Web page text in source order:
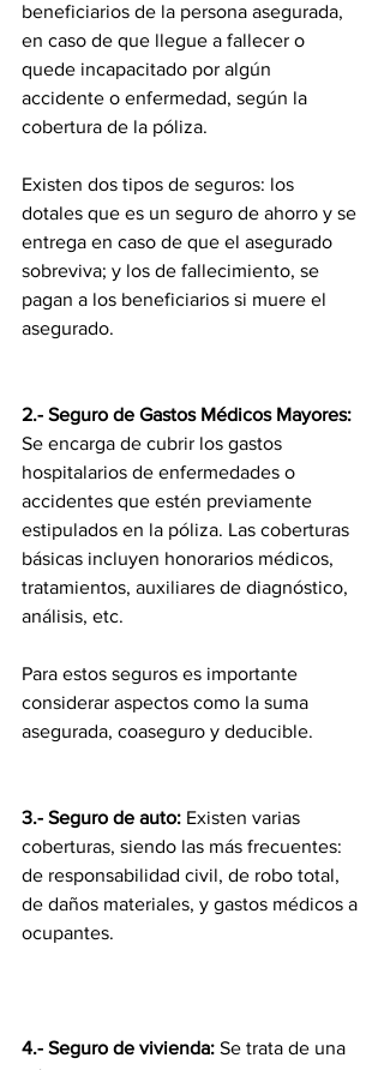
beneficiarios de la persona asegurada,
en caso de que llegue a fallecer o
quede incapacitado por algún
accidente o enfermedad, según la
cobertura de la póliza.
Existen dos tipos de seguros: los
dotales que es un seguro de ahorro y se
entrega en caso de que el asegurado
sobreviva; y los de fallecimiento, se
pagan a los beneficiarios si muere el
asegurado.
2.- Seguro de Gastos Médicos Mayores:
Se encarga de cubrir los gastos
hospitalarios de enfermedades o
accidentes que estén previamente
estipulados en la póliza. Las coberturas
básicas incluyen honorarios médicos,
tratamientos, auxiliares de diagnóstico,
análisis, etc.
Para estos seguros es importante
considerar aspectos como la suma
asegurada, coaseguro y deducible.
3.- Seguro de auto: Existen varias
coberturas, siendo las más frecuentes:
de responsabilidad civil, de robo total,
de daños materiales, y gastos médicos a
ocupantes.
4.- Seguro de vivienda: Se trata de una